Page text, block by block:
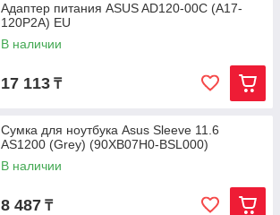
Адаптер питания ASUS AD120-00C (A17-
120P2A) EU
В наличии
17 113 ₸
Сумка для ноутбука Asus Sleeve 11.6
AS1200 (Grey) (90XB07H0-BSL000)
В наличии
8 487 ₸